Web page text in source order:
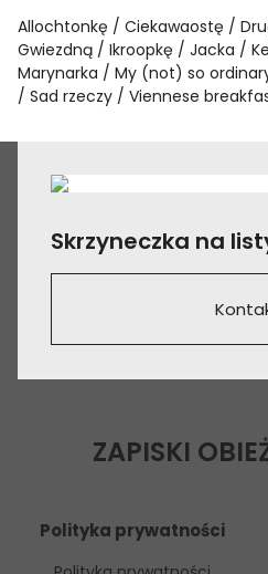
Allochtonkę Ciekawaostę
Gwiezdną
Ikroopkę Jacka
Marynarka
My (not) so
Sad rzeczy
Viennese
Skrzyneczka na
ZAPISKI
Polityka prywatności